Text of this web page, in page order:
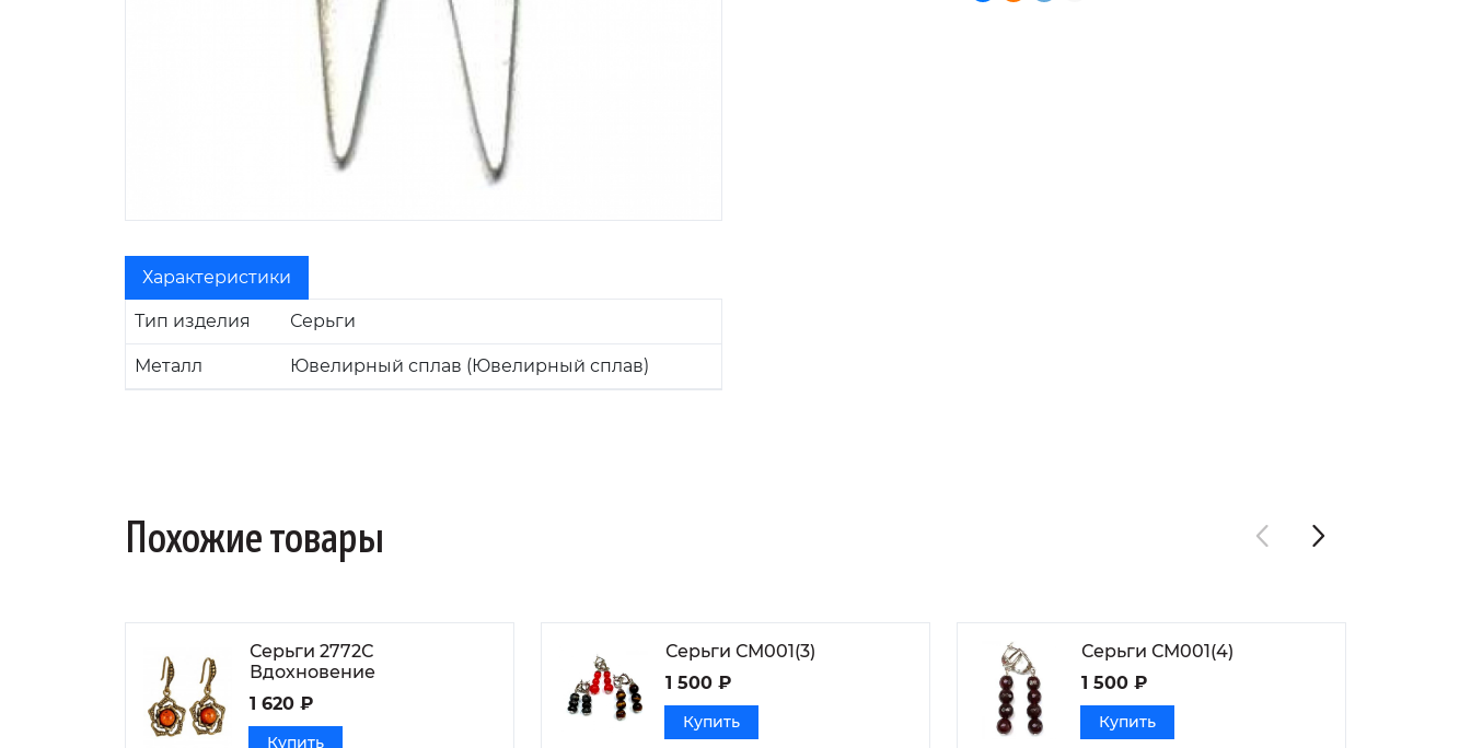
Характеристики
Тип изделия Серьги
Металл Ювелирный сплав (Ювелирный сплав)
Похожие товары
Серьги 2772С
Вдохновение
1 620 ₽
Купить
Серьги СМ001(3)
1 500 ₽
Купить
Серьги СМ001(4)
1 500 ₽
Купить